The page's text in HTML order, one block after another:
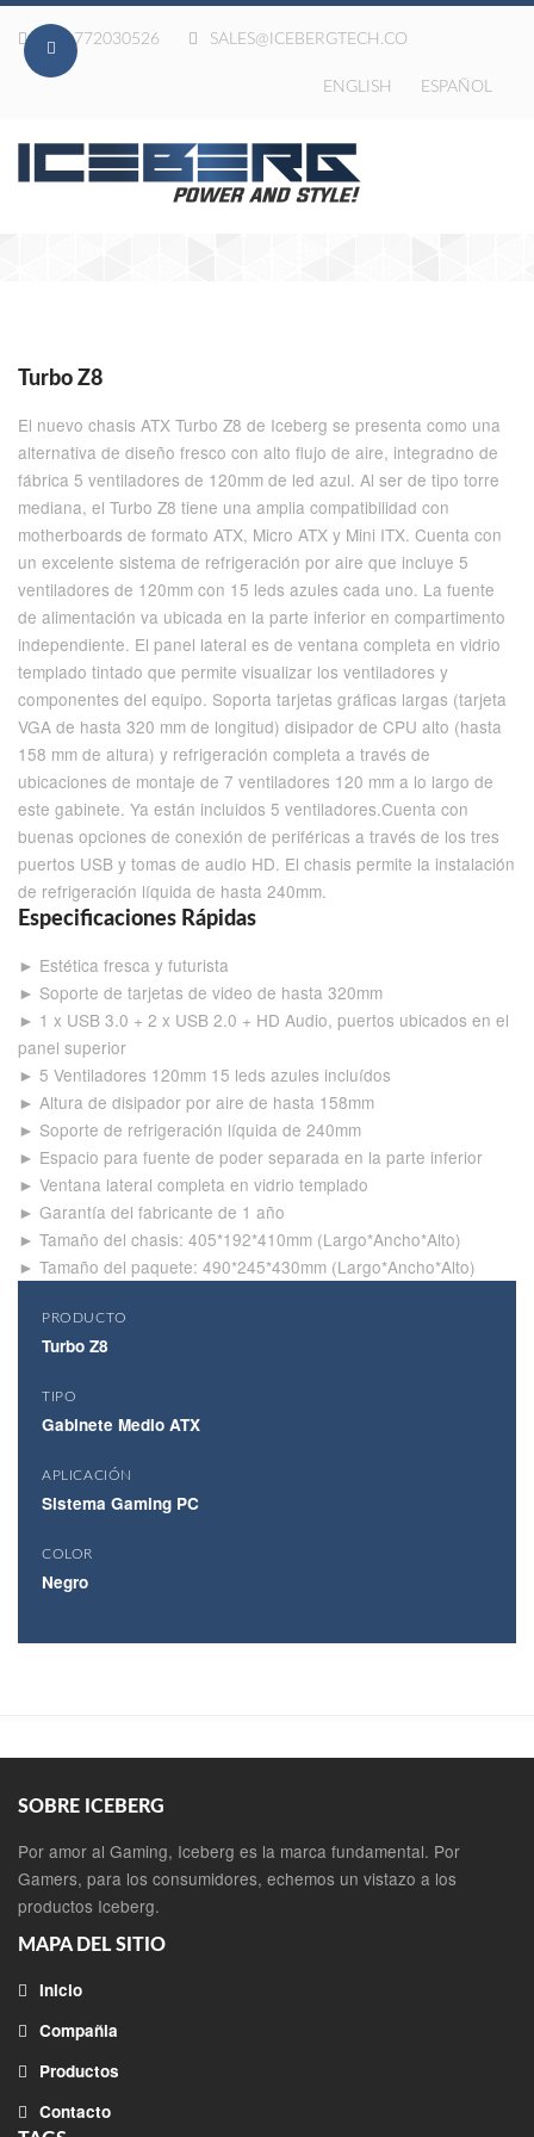
020-772030526 SALES@ICEBERGTECH.CO
ENGLISH ESPAÑOL
Turbo Z8
El nuevo chasis ATX Turbo Z8 de Iceberg se presenta como una
alternativa de diseño fresco con alto flujo de aire, integradno de
fábrica 5 ventiladores de 120mm de led azul. Al ser de tipo torre
mediana, el Turbo Z8 tiene una amplia compatibilidad con
motherboards de formato ATX, Micro ATX y Mini ITX. Cuenta con
un excelente sistema de refrigeración por aire que incluye 5
ventiladores de 120mm con 15 leds azules cada uno. La fuente
de alimentación va ubicada en la parte inferior en compartimento
independiente. El panel lateral es de ventana completa en vidrio
templado tintado que permite visualizar los ventiladores y
componentes del equipo. Soporta tarjetas gráficas largas (tarjeta
VGA de hasta 320 mm de longitud) disipador de CPU alto (hasta
158 mm de altura) y refrigeración completa a través de
ubicaciones de montaje de 7 ventiladores 120 mm a lo largo de
este gabinete. Ya están incluidos 5 ventiladores.Cuenta con
buenas opciones de conexión de periféricas a través de los tres
puertos USB y tomas de audio HD. El chasis permite la instalación
de refrigeración líquida de hasta 240mm.
Especificaciones Rápidas
► Estética fresca y futurista
► Soporte de tarjetas de video de hasta 320mm
► 1 x USB 3.0 + 2 x USB 2.0 + HD Audio, puertos ubicados en el
panel superior
► 5 Ventiladores 120mm 15 leds azules incluídos
► Altura de disipador por aire de hasta 158mm
► Soporte de refrigeración líquida de 240mm
► Espacio para fuente de poder separada en la parte inferior
► Ventana lateral completa en vidrio templado
► Garantía del fabricante de 1 año
► Tamaño del chasis: 405*192*410mm (Largo*Ancho*Alto)
► Tamaño del paquete: 490*245*430mm (Largo*Ancho*Alto)
PRODUCTO
Turbo Z8
TIPO
Gabinete Medio ATX
APLICACIÓN
Sistema Gaming PC
COLOR
Negro
SOBRE ICEBERG
Por amor al Gaming, Iceberg es la marca fundamental. Por
Gamers, para los consumidores, echemos un vistazo a los
productos Iceberg.
MAPA DEL SITIO
Inicio
Compañia
Productos
Contacto